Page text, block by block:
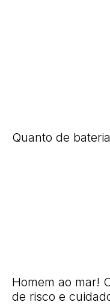
Quanto de
Homem ao mar!
de risco e